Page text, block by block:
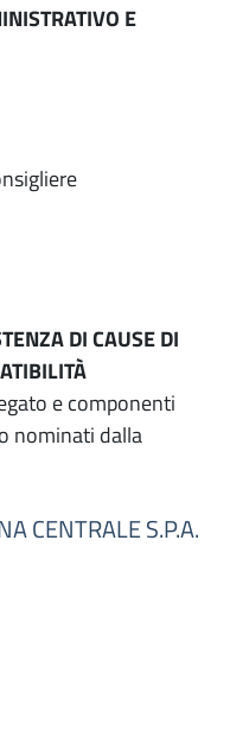
E
DI CAUSE DI
e componenti
nominati dalla
CENTRALE S.P.A.